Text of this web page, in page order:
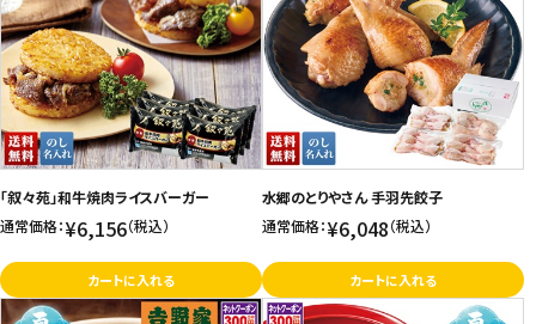
お菓子
飲料
酒類
日用品
セール
価格が安い
価格が高い
お気に入り登録数
「叙々苑」和牛焼肉ライスバーガー
通常価格：¥6,156（税込）
カートに入れる
水郷のとりやさん 手羽先餃子
通常価格：¥6,048（税込）
カートに入れる